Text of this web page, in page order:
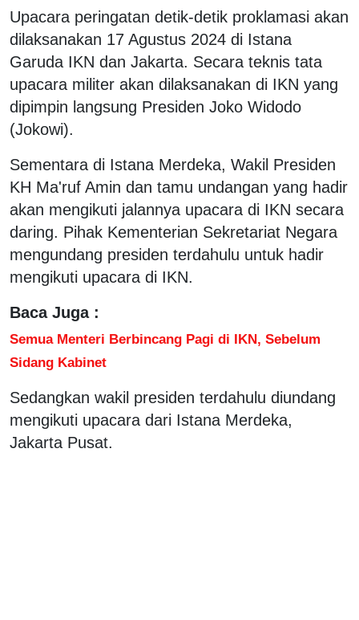
Upacara peringatan detik-detik proklamasi akan
dilaksanakan 17 Agustus 2024 di Istana
Garuda IKN dan Jakarta. Secara teknis tata
upacara militer akan dilaksanakan di IKN yang
dipimpin langsung Presiden Joko Widodo
(Jokowi).
Sementara di Istana Merdeka, Wakil Presiden
KH Ma'ruf Amin dan tamu undangan yang hadir
akan mengikuti jalannya upacara di IKN secara
daring. Pihak Kementerian Sekretariat Negara
mengundang presiden terdahulu untuk hadir
mengikuti upacara di IKN.
Baca Juga :
Semua Menteri Berbincang Pagi di IKN, Sebelum
Sidang Kabinet
Sedangkan wakil presiden terdahulu diundang
mengikuti upacara dari Istana Merdeka,
Jakarta Pusat.